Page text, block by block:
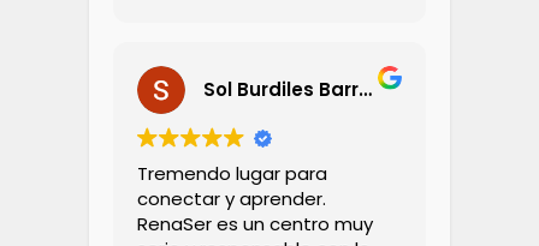
Sol Burdiles Barria
Tremendo lugar para
conectar y aprender.
RenaSer es un centro muy